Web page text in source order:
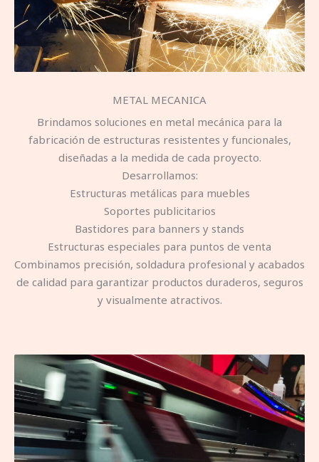
METAL MECANICA
Brindamos soluciones en metal mecánica para la
fabricación de estructuras resistentes y funcionales,
diseñadas a la medida de cada proyecto.
Desarrollamos:
Estructuras metálicas para muebles
Soportes publicitarios
Bastidores para banners y stands
Estructuras especiales para puntos de venta
Combinamos precisión, soldadura profesional y acabados
de calidad para garantizar productos duraderos, seguros
y visualmente atractivos.